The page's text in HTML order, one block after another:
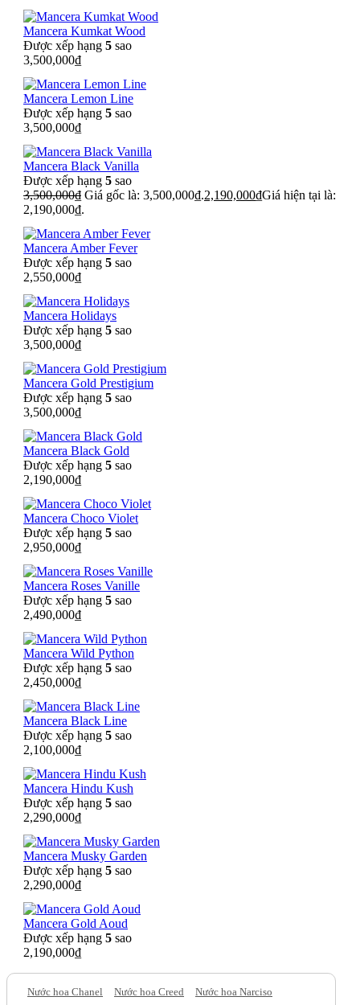
Mancera Kumkat Wood
Được xếp hạng 5 sao
3,500,000₫
Mancera Lemon Line
Được xếp hạng 5 sao
3,500,000₫
Mancera Black Vanilla
Được xếp hạng 5 sao
3,500,000₫ Giá gốc là: 3,500,000₫.2,190,000₫Giá hiện tại là:
2,190,000₫.
Mancera Amber Fever
Được xếp hạng 5 sao
2,550,000₫
Mancera Holidays
Được xếp hạng 5 sao
3,500,000₫
Mancera Gold Prestigium
Được xếp hạng 5 sao
3,500,000₫
Mancera Black Gold
Được xếp hạng 5 sao
2,190,000₫
Mancera Choco Violet
Được xếp hạng 5 sao
2,950,000₫
Mancera Roses Vanille
Được xếp hạng 5 sao
2,490,000₫
Mancera Wild Python
Được xếp hạng 5 sao
2,450,000₫
Mancera Black Line
Được xếp hạng 5 sao
2,100,000₫
Mancera Hindu Kush
Được xếp hạng 5 sao
2,290,000₫
Mancera Musky Garden
Được xếp hạng 5 sao
2,290,000₫
Mancera Gold Aoud
Được xếp hạng 5 sao
2,190,000₫
Nước hoa Chanel Nước hoa Creed
Nước hoa Narciso